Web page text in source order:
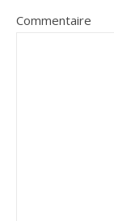
Commentaire